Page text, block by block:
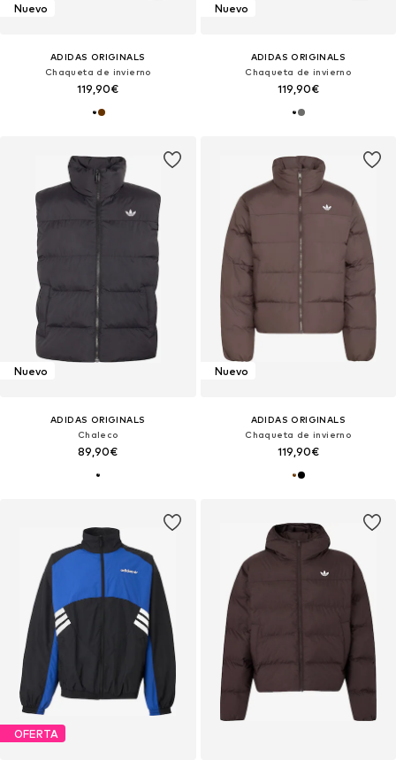
Nuevo
ADIDAS ORIGINALS
Chaqueta de invierno
119,90€
Nuevo
ADIDAS ORIGINALS
Chaqueta de invierno
119,90€
Nuevo
ADIDAS ORIGINALS
Chaleco
89,90€
Nuevo
ADIDAS ORIGINALS
Chaqueta de invierno
119,90€
OFERTA